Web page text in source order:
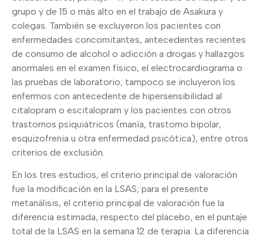
grupo y de 15 o más alto en el trabajo de Asakura y
colegas. También se excluyeron los pacientes con
enfermedades concomitantes, antecedentes recientes
de consumo de alcohol o adicción a drogas y hallazgos
anormales en el examen físico, el electrocardiograma o
las pruebas de laboratorio; tampoco se incluyeron los
enfermos con antecedente de hipersensibilidad al
citalopram o escitalopram y los pacientes con otros
trastornos psiquiátricos (manía, trastorno bipolar,
esquizofrenia u otra enfermedad psicótica), entre otros
criterios de exclusión.
En los tres estudios, el criterio principal de valoración
fue la modificación en la LSAS; para el presente
metanálisis, el criterio principal de valoración fue la
diferencia estimada, respecto del placebo, en el puntaje
total de la LSAS en la semana 12 de terapia. La diferencia